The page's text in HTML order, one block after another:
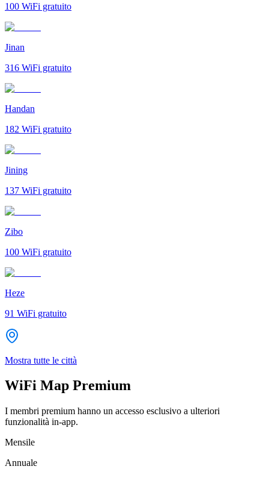
100 WiFi gratuito
Jinan
316 WiFi gratuito
Handan
182 WiFi gratuito
Jining
137 WiFi gratuito
Zibo
100 WiFi gratuito
Heze
91 WiFi gratuito
Mostra tutte le città
WiFi Map Premium
I membri premium hanno un accesso esclusivo a ulteriori
funzionalità in-app.
Mensile
Annuale